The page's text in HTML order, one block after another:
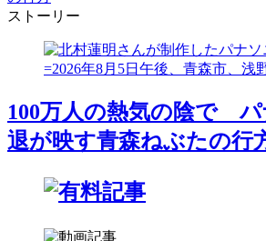
ストーリー
100万人の熱気の陰で
退が映す青森ねぶたの行